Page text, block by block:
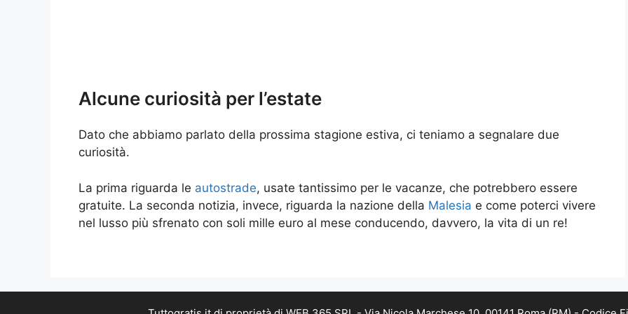
Alcune curiosità per l’estate
Dato che abbiamo parlato della prossima stagione estiva, ci teniamo a segnalare due
curiosità.
La prima riguarda le autostrade, usate tantissimo per le vacanze, che potrebbero essere
gratuite. La seconda notizia, invece, riguarda la nazione della Malesia e come poterci vivere
nel lusso più sfrenato con soli mille euro al mese conducendo, davvero, la vita di un re!